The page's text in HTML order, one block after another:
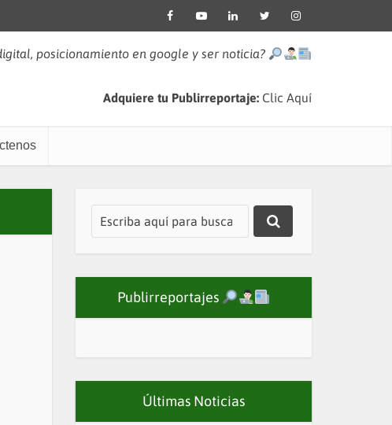
posicionamiento en google y ser noticia?
Adquiere tu Publirreportaje: Clic Aquí
Publirreportajes
Últimas Noticias